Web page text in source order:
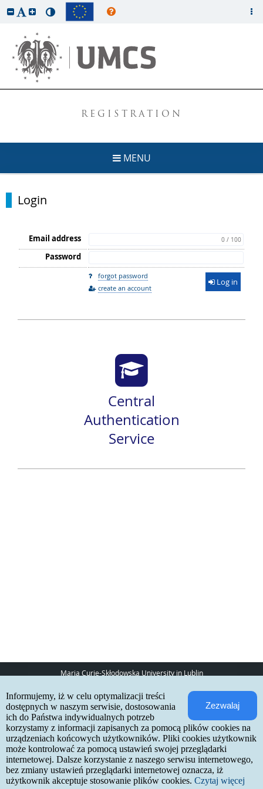
REGISTRATION
MENU
Login
Email address 0 / 100
Password
forgot password
create an account
Log in
Central
Authentication
Service
Maria Curie-Skłodowska University in Lublin
20-031 Lublin
www: http://umcs.pl
Internetowa Rekrutacja Kandydatów
IRK 1.21.3 (6bf78478) :: 2026-06-17
site map
accessibility declaration
contact
Zezwalaj
Informujemy, iż w celu optymalizacji treści
dostępnych w naszym serwisie, dostosowania
ich do Państwa indywidualnych potrzeb
korzystamy z informacji zapisanych za pomocą plików cookies na
urządzeniach końcowych użytkowników. Pliki cookies użytkownik
może kontrolować za pomocą ustawień swojej przeglądarki
internetowej. Dalsze korzystanie z naszego serwisu internetowego,
bez zmiany ustawień przeglądarki internetowej oznacza, iż
użytkownik akceptuje stosowanie plików cookies. Czytaj więcej